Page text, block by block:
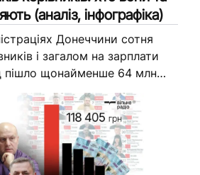
скільки заробляють (аналіз, інфографіка)
Донеччини сотня
і загалом на зарплати
пішло щонайменше 64 млн
Вільного Радіо
оплати в різних...